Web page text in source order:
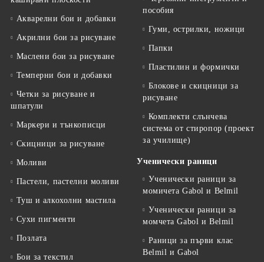
Акварелни бои и добавки
Акрилни бои за рисуване
Маслени бои за рисуване
Темперни бои и добавки
Четки за рисуване и
шпатули
Маркери и тънкописци
Скицници за рисуване
Моливи
Пастели, пастелни моливи
Туш и алкохолни мастила
Сухи пигменти
Позлата
Бои за текстил
пособия
Гуми, острилки, ножици
Папки
Пластилин и формички
Блокове и скицници за
рисуване
Комплекти слънчева
система от стиропор (проект
за училище)
Ученически раници
Ученически раници за
момичета Gabol и Belmil
Ученически раници за
момчета Gabol и Belmil
Раници за първи клас
Belmil и Gabol